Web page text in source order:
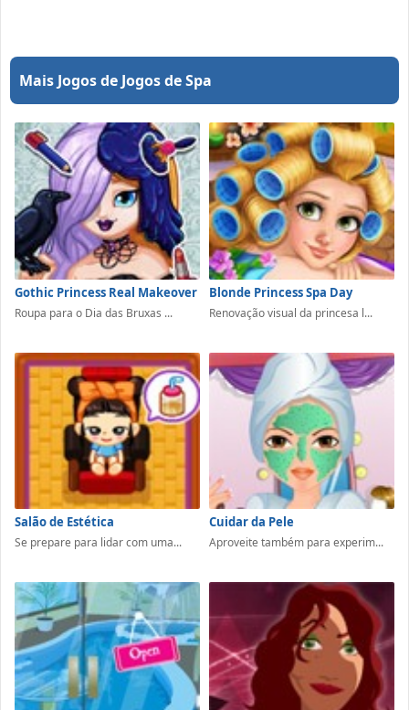
Mais Jogos de Jogos de Spa
Gothic Princess Real Makeover
Roupa para o Dia das Bruxas ...
Blonde Princess Spa Day
Renovação visual da princesa l...
Salão de Estética
Se prepare para lidar com uma...
Cuidar da Pele
Aproveite também para experim...